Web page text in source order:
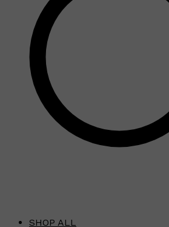
SHOP ALL